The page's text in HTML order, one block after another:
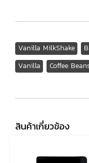
Vanilla MilkShake
Vanilla
Coffee
สินค้าเกี่ยวข้อง